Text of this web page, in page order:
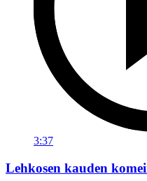
3:37
Lehkosen kauden